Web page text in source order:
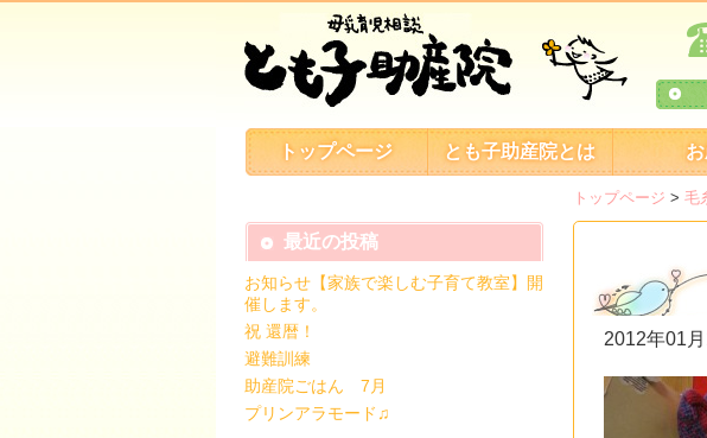
トップページ とも子助産院とは
トップページ > 毛
2012年01月
最近の投稿
お知らせ【家族で楽しむ子育て教室】開
催します。
祝 還暦！
避難訓練
助産院ごはん 7月
プリンアラモード♫